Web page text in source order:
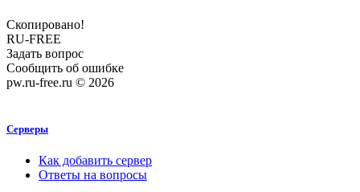
Скопировано!
RU-FREE
Задать вопрос
Сообщить об ошибке
pw.ru-free.ru © 2026
Серверы
Как добавить сервер
Ответы на вопросы